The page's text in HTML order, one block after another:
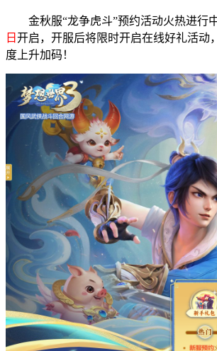
金秋服“龙争虎斗”预约活动火热进行
日 开启，开服后将限时开启在线好礼活动
度上升加码！